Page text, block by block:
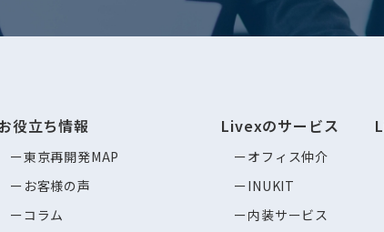
役立ち情報
東京再開発MAP
お客様の声
コラム
Livexのサービス
オフィス仲介
INUKIT
内装サービス